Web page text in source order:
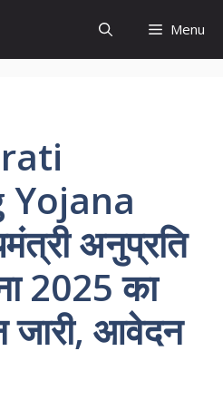
Menu
Yojana
अनुप्रति
2025 का
जारी, आवेदन